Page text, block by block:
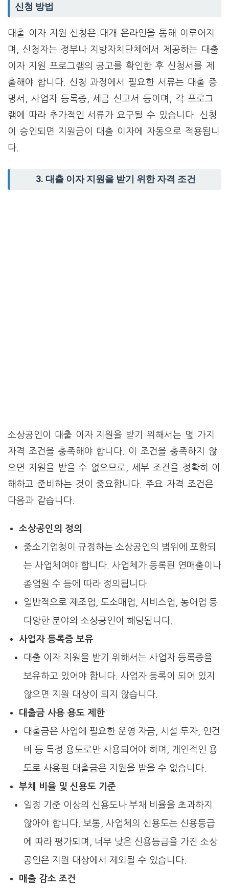
신청 방법
대출 이자 지원 신청은 대개 온라인을 통해 이루어지
며, 신청자는 정부나 지방자치단체에서 제공하는 대출
이자 지원 프로그램의 공고를 확인한 후 신청서를 제
출해야 합니다. 신청 과정에서 필요한 서류는 대출 증
명서, 사업자 등록증, 세금 신고서 등이며, 각 프로그
램에 따라 추가적인 서류가 요구될 수 있습니다. 신청
이 승인되면 지원금이 대출 이자에 자동으로 적용됩니
다.
3. 대출 이자 지원을 받기 위한 자격 조건
소상공인이 대출 이자 지원을 받기 위해서는 몇 가지
자격 조건을 충족해야 합니다. 이 조건을 충족하지 않
으면 지원을 받을 수 없으므로, 세부 조건을 정확히 이
해하고 준비하는 것이 중요합니다. 주요 자격 조건은
다음과 같습니다.
소상공인의 정의
중소기업청이 규정하는 소상공인의 범위에 포함되
는 사업체여야 합니다. 사업체가 등록된 연매출이나
종업원 수 등에 따라 정의됩니다.
일반적으로 제조업, 도소매업, 서비스업, 농어업 등
다양한 분야의 소상공인이 해당됩니다.
사업자 등록증 보유
대출 이자 지원을 받기 위해서는 사업자 등록증을
보유하고 있어야 합니다. 사업자 등록이 되어 있지
않으면 지원 대상이 되지 않습니다.
대출금 사용 용도 제한
대출금은 사업에 필요한 운영 자금, 시설 투자, 인건
비 등 특정 용도로만 사용되어야 하며, 개인적인 용
도로 사용된 대출금은 지원을 받을 수 없습니다.
부채 비율 및 신용도 기준
일정 기준 이상의 신용도나 부채 비율을 초과하지
않아야 합니다. 보통, 사업체의 신용도는 신용등급
에 따라 평가되며, 너무 낮은 신용등급을 가진 소상
공인은 지원 대상에서 제외될 수 있습니다.
매출 감소 조건